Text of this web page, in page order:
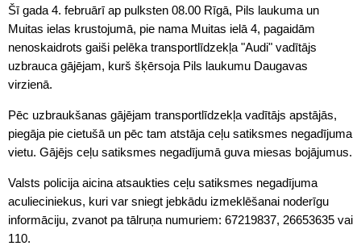
Šī gada 4. februārī ap pulksten 08.00 Rīgā, Pils laukuma un
Muitas ielas krustojumā, pie nama Muitas ielā 4, pagaidām
nenoskaidrots gaiši pelēka transportlīdzekļa "Audi" vadītājs
uzbrauca gājējam, kurš šķērsoja Pils laukumu Daugavas
virzienā.
Pēc uzbraukšanas gājējam transportlīdzekļa vadītājs apstājās,
piegāja pie cietušā un pēc tam atstāja ceļu satiksmes negadījuma
vietu. Gājējs ceļu satiksmes negadījumā guva miesas bojājumus.
Valsts policija aicina atsaukties ceļu satiksmes negadījuma
aculieciniekus, kuri var sniegt jebkādu izmeklēšanai noderīgu
informāciju, zvanot pa tālruņa numuriem: 67219837, 26653635 vai
110.